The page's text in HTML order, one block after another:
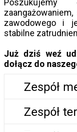
zawodowego i
stabilne
Już dziś weź
dołącz do
Zespół
Zespół